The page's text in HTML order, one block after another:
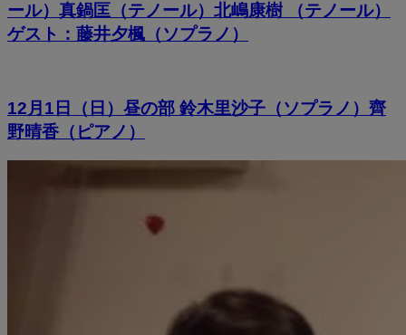
ール）真鍋匡（テノール）北嶋康樹 （テノール）
ゲスト：藤井夕楓（ソプラノ）
12月1日（日）昼の部 鈴木里沙子（ソプラノ）齊
野晴香（ピアノ）